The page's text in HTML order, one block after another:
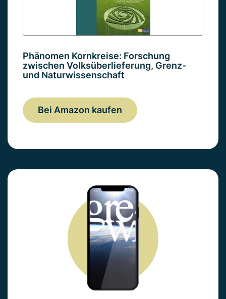
Phänomen Kornkreise: Forschung
zwischen Volksüberlieferung, Grenz-
und Naturwissenschaft
Bei Amazon kaufen